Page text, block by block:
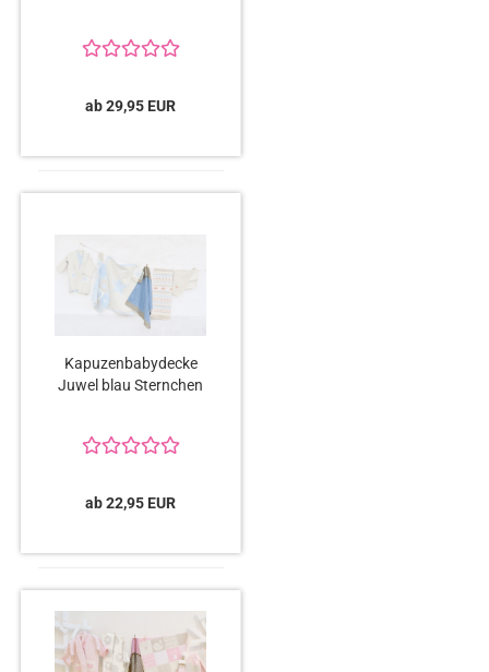
ab 29,95 EUR
Kapuzenbabydecke
Juwel blau Sternchen
ab 22,95 EUR